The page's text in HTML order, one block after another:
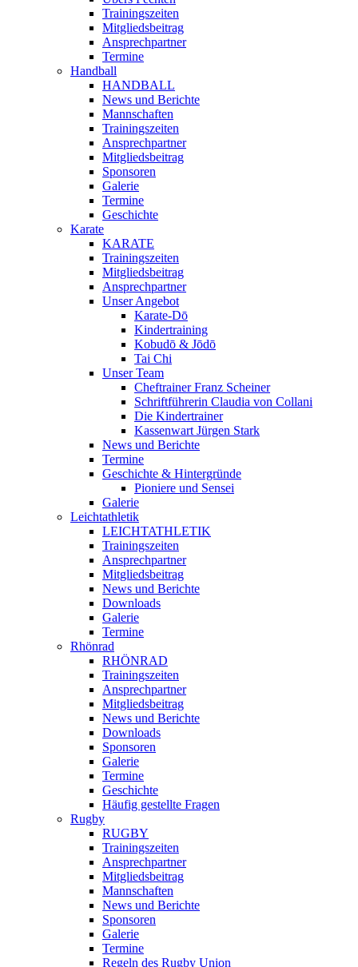
Trainingszeiten
Mitgliedsbeitrag
Ansprechpartner
Termine
Handball
HANDBALL
News und Berichte
Mannschaften
Trainingszeiten
Ansprechpartner
Mitgliedsbeitrag
Sponsoren
Galerie
Termine
Geschichte
Karate
KARATE
Trainingszeiten
Mitgliedsbeitrag
Ansprechpartner
Unser Angebot
Karate-Dō
Kindertraining
Kobudō & Jōdō
Tai Chi
Unser Team
Cheftrainer Franz Scheiner
Schriftführerin Claudia von Collani
Die Kindertrainer
Kassenwart Jürgen Stark
News und Berichte
Termine
Geschichte & Hintergründe
Pioniere und Sensei
Galerie
Leichtathletik
LEICHTATHLETIK
Trainingszeiten
Ansprechpartner
Mitgliedsbeitrag
News und Berichte
Downloads
Galerie
Termine
Rhönrad
RHÖNRAD
Trainingszeiten
Ansprechpartner
Mitgliedsbeitrag
News und Berichte
Downloads
Sponsoren
Galerie
Termine
Geschichte
Häufig gestellte Fragen
Rugby
RUGBY
Trainingszeiten
Ansprechpartner
Mitgliedsbeitrag
Mannschaften
News und Berichte
Sponsoren
Galerie
Termine
Regeln des Rugby Union